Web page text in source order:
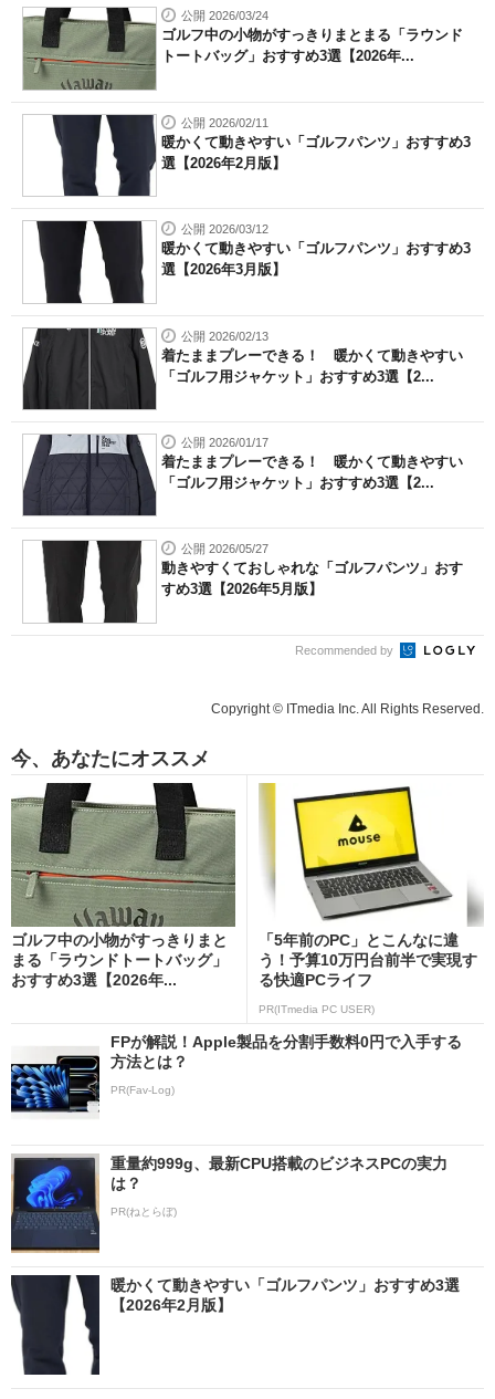
公開 2026/03/24
ゴルフ中の小物がすっきりまとまる「ラウンド
トートバッグ」おすすめ3選【2026年...
公開 2026/02/11
暖かくて動きやすい「ゴルフパンツ」おすすめ3
選【2026年2月版】
公開 2026/03/12
暖かくて動きやすい「ゴルフパンツ」おすすめ3
選【2026年3月版】
公開 2026/02/13
着たままプレーできる！ 暖かくて動きやすい
「ゴルフ用ジャケット」おすすめ3選【2...
公開 2026/01/17
着たままプレーできる！ 暖かくて動きやすい
「ゴルフ用ジャケット」おすすめ3選【2...
公開 2026/05/27
動きやすくておしゃれな「ゴルフパンツ」おす
すめ3選【2026年5月版】
Recommended by
Copyright © ITmedia Inc. All Rights Reserved.
今、あなたにオススメ
ゴルフ中の小物がすっきりまと
まる「ラウンドトートバッグ」
おすすめ3選【2026年...
「5年前のPC」とこんなに違
う！予算10万円台前半で実現す
る快適PCライフ
PR(ITmedia PC USER)
FPが解説！Apple製品を分割手数料0円で入手する
方法とは？
PR(Fav-Log)
重量約999g、最新CPU搭載のビジネスPCの実力
は？
PR(ねとらぼ)
暖かくて動きやすい「ゴルフパンツ」おすすめ3選
【2026年2月版】